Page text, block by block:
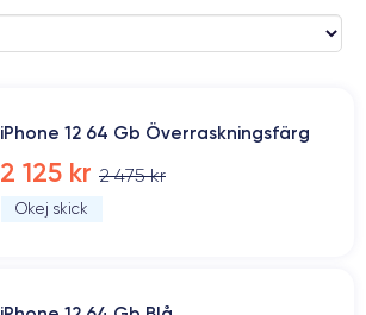
iPhone 12 64 Gb Överraskningsfärg
2 125 kr 2 475 kr
Okej skick